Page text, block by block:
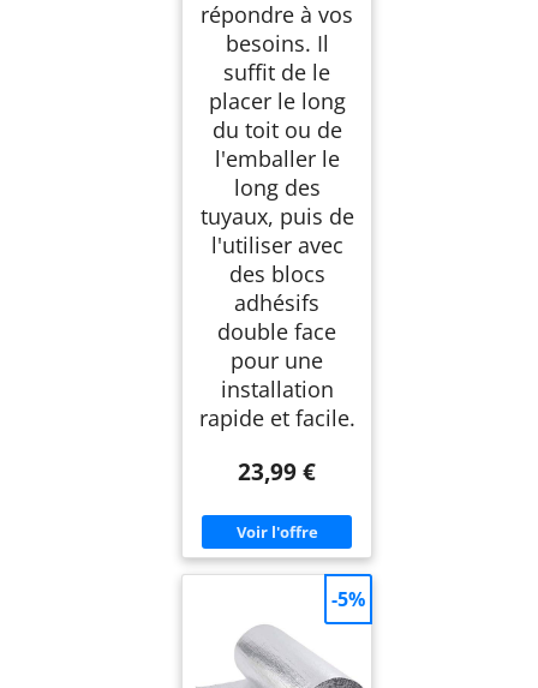
répondre à vos
besoins. Il
suffit de le
placer le long
du toit ou de
l'emballer le
long des
tuyaux, puis de
l'utiliser avec
des blocs
adhésifs
double face
pour une
installation
rapide et facile.
23,99 €
-5%